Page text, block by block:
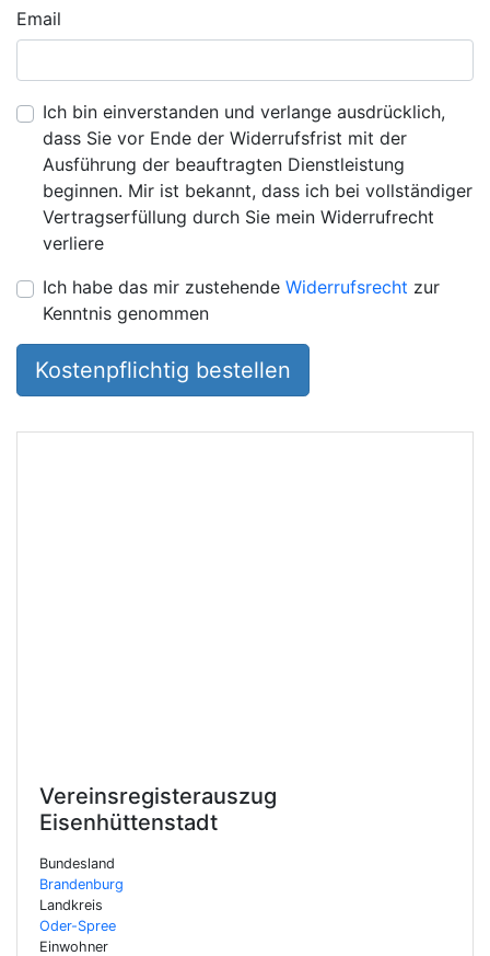
Vereinsregisterauszug
Eisenhüttenstadt
Bundesland
Brandenburg
Landkreis
Oder-Spree
Einwohner
Email
Ich bin einverstanden und verlange ausdrücklich,
dass Sie vor Ende der Widerrufsfrist mit der
Ausführung der beauftragten Dienstleistung
beginnen. Mir ist bekannt, dass ich bei vollständiger
Vertragserfüllung durch Sie mein Widerrufrecht
verliere
Ich habe das mir zustehende Widerrufsrecht zur
Kenntnis genommen
Kostenpflichtig bestellen